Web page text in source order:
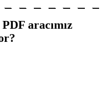
aracımız